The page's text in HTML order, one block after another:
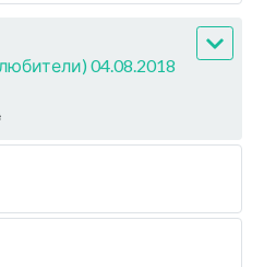
04.08.2018